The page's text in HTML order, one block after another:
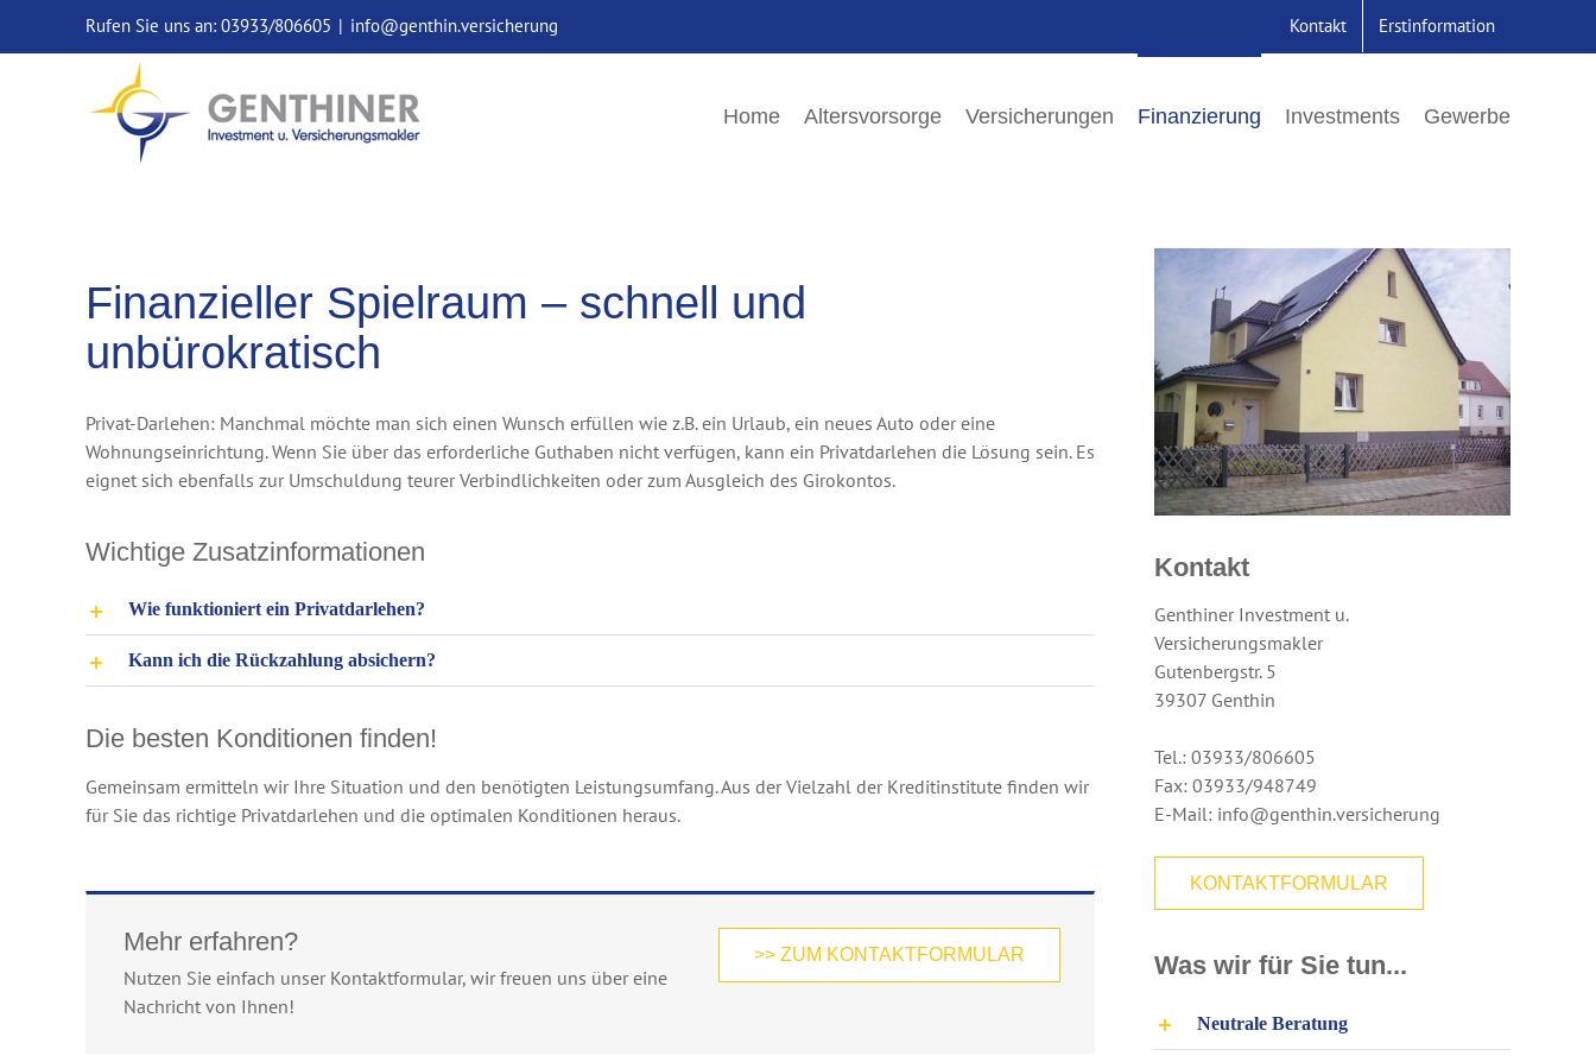
Rufen Sie uns an: 03933/806605 | info@genthin.versicherung Kontakt Erstinformation
Home Altersvorsorge Versicherungen Finanzierung Investments Gewerbe
Finanzieller Spielraum – schnell und
unbürokratisch
Privat-Darlehen: Manchmal möchte man sich einen Wunsch erfüllen wie z.B. ein Urlaub, ein neues Auto oder eine
Wohnungseinrichtung. Wenn Sie über das erforderliche Guthaben nicht verfügen, kann ein Privatdarlehen die Lösung sein. Es
eignet sich ebenfalls zur Umschuldung teurer Verbindlichkeiten oder zum Ausgleich des Girokontos.
Wichtige Zusatzinformationen
Wie funktioniert ein Privatdarlehen?
Kann ich die Rückzahlung absichern?
Die besten Konditionen finden!
Gemeinsam ermitteln wir Ihre Situation und den benötigten Leistungsumfang. Aus der Vielzahl der Kreditinstitute finden wir
für Sie das richtige Privatdarlehen und die optimalen Konditionen heraus.
>> ZUM KONTAKTFORMULAR
Mehr erfahren?
Nutzen Sie einfach unser Kontaktformular, wir freuen uns über eine
Nachricht von Ihnen!
Kontakt
Genthiner Investment u.
Versicherungsmakler
Gutenbergstr. 5
39307 Genthin
Tel.: 03933/806605
Fax: 03933/948749
E-Mail: info@genthin.versicherung
KONTAKTFORMULAR
Was wir für Sie tun...
Neutrale Beratung